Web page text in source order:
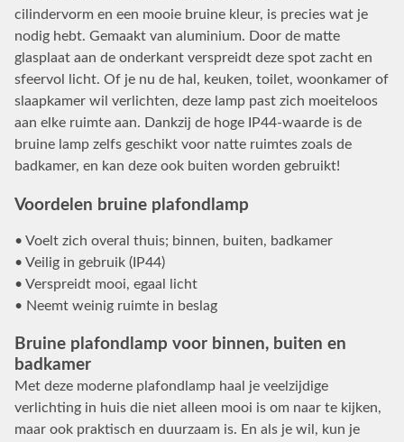
cilindervorm en een mooie bruine kleur, is precies wat je
nodig hebt. Gemaakt van aluminium. Door de matte
glasplaat aan de onderkant verspreidt deze spot zacht en
sfeervol licht. Of je nu de hal, keuken, toilet, woonkamer of
slaapkamer wil verlichten, deze lamp past zich moeiteloos
aan elke ruimte aan. Dankzij de hoge IP44-waarde is de
bruine lamp zelfs geschikt voor natte ruimtes zoals de
badkamer, en kan deze ook buiten worden gebruikt!
Voordelen bruine plafondlamp
• Voelt zich overal thuis; binnen, buiten, badkamer
• Veilig in gebruik (IP44)
• Verspreidt mooi, egaal licht
• Neemt weinig ruimte in beslag
Bruine plafondlamp voor binnen, buiten en
badkamer
Met deze moderne plafondlamp haal je veelzijdige
verlichting in huis die niet alleen mooi is om naar te kijken,
maar ook praktisch en duurzaam is. En als je wil, kun je